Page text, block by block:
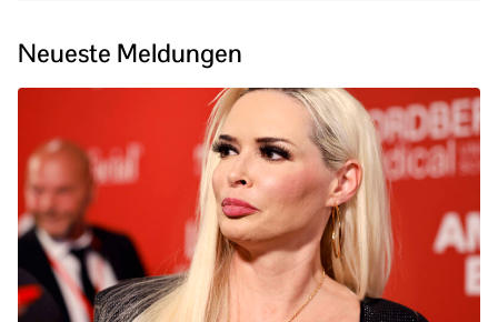
Neueste Meldungen